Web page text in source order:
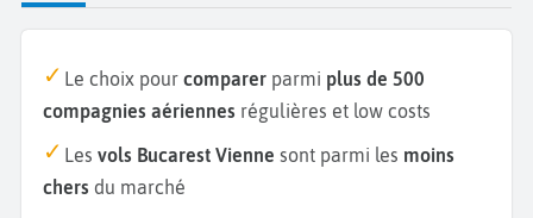
Le choix pour comparer parmi plus de 500
compagnies aériennes régulières et low costs
Les vols Bucarest Vienne sont parmi les moins
chers du marché